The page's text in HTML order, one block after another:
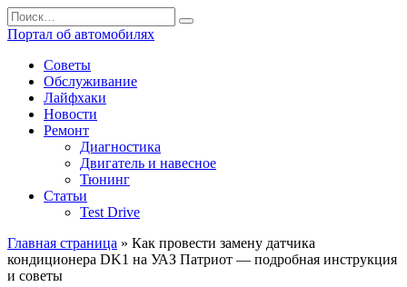
Перейти
к
содержанию
Search
for:
Портал об автомобилях
Советы
Обслуживание
Лайфхаки
Новости
Ремонт
Диагностика
Двигатель и навесное
Тюнинг
Статьи
Test Drive
Главная страница » Как провести замену датчика
кондиционера DK1 на УАЗ Патриот — подробная инструкция
и советы